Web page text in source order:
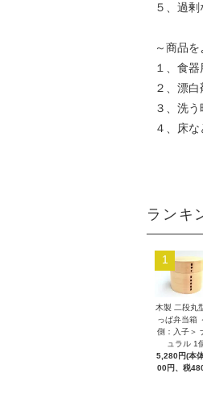
５、過
～商品
１、食
２、漂白
３、洗
４、床
ランキ
1
木製 二段丸
っぱ弁当箱
側：入子＞
ュラル 1
5,280円(本
00円、税